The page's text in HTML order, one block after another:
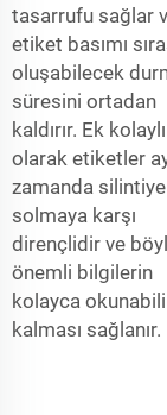
tasarrufu sağlar
etiket basımı
oluşabilecek
süresini ortadan
kaldırır. Ek
olarak etiketler
zamanda
solmaya karşı
dirençlidir ve
önemli bilgilerin
kolayca
kalması sağlanır.